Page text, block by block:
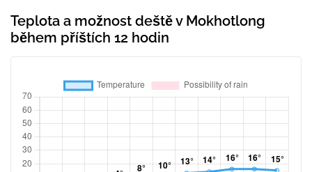
Teplota a možnost deště v Mokhotlong
během příštích 12 hodin